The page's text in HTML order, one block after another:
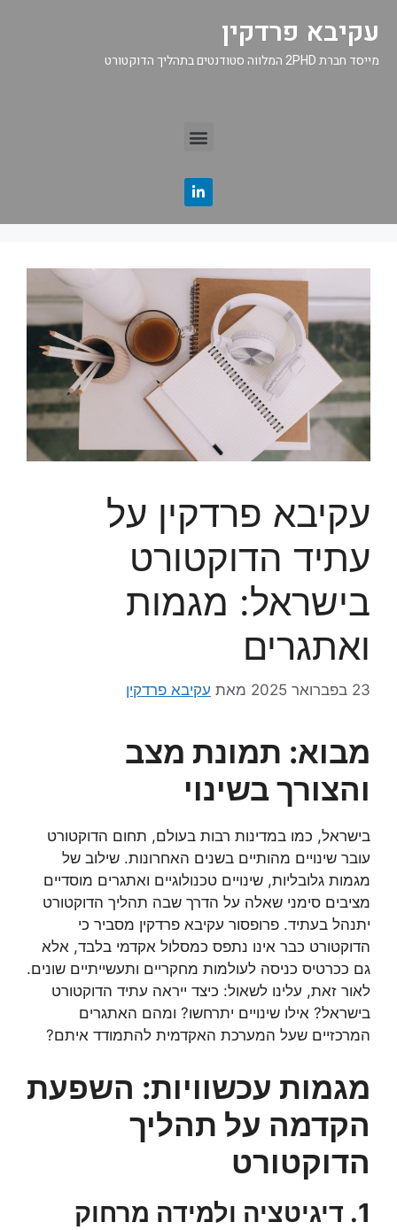
עקיבא פרדקין
מייסד חברת 2PHD המלווה סטודנטים בתהליך הדוקטורט
עקיבא פרדקין על
עתיד הדוקטורט
בישראל: מגמות
ואתגרים
23 בפברואר 2025 מאת עקיבא פרדקין
מבוא: תמונת מצב
והצורך בשינוי
בישראל, כמו במדינות רבות בעולם, תחום הדוקטורט
עובר שינויים מהותיים בשנים האחרונות. שילוב של
מגמות גלובליות, שינויים טכנולוגיים ואתגרים מוסדיים
מציבים סימני שאלה על הדרך שבה תהליך הדוקטורט
יתנהל בעתיד. פרופסור עקיבא פרדקין מסביר כי
הדוקטורט כבר אינו נתפס כמסלול אקדמי בלבד, אלא
גם ככרטיס כניסה לעולמות מחקריים ותעשייתיים שונים.
לאור זאת, עלינו לשאול: כיצד ייראה עתיד הדוקטורט
בישראל? אילו שינויים יתרחשו? ומהם האתגרים
המרכזיים שעל המערכת האקדמית להתמודד איתם?
מגמות עכשוויות: השפעת
הקדמה על תהליך
הדוקטורט
1. דיגיטציה ולמידה מרחוק